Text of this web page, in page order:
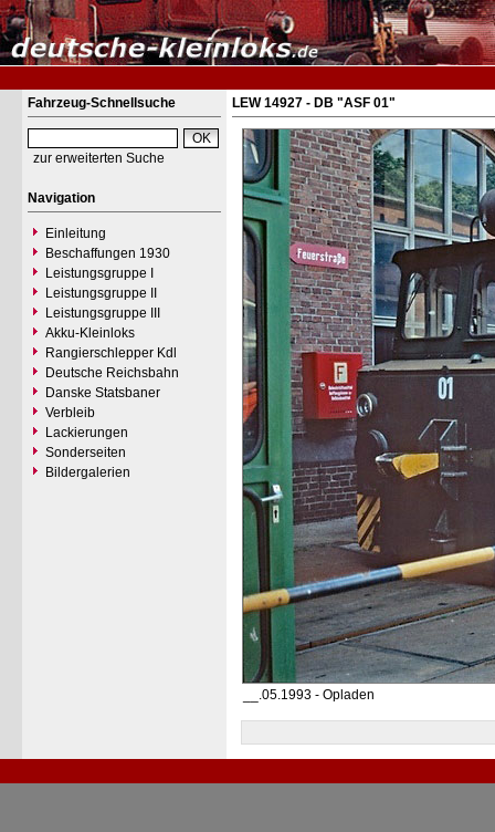
Fahrzeug-Schnellsuche
zur erweiterten Suche
Navigation
Einleitung
Beschaffungen 1930
Leistungsgruppe I
Leistungsgruppe II
Leistungsgruppe III
Akku-Kleinloks
Rangierschlepper Kdl
Deutsche Reichsbahn
Danske Statsbaner
Verbleib
Lackierungen
Sonderseiten
Bildergalerien
LEW 14927 - DB "ASF 01"
__.05.1993 - Opladen